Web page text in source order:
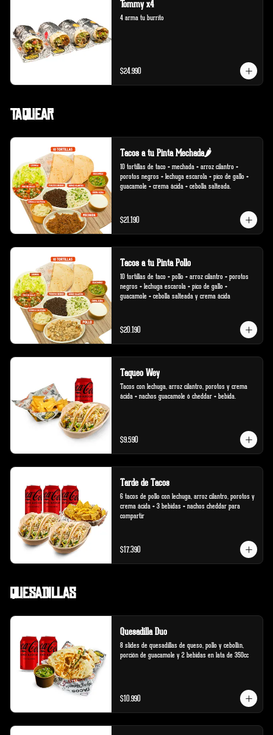
Tommy x4
4 arma tu burrito
$24.990
Taquear
Tacos a tu Pinta Mechada🌶️
10 tortillas de taco + mechada + arroz cilantro +
porotos negros + lechuga escarola + pico de gallo +
guacamole + crema ácida + cebolla salteada.
$21.190
Tacos a tu Pinta Pollo
10 tortillas de taco + pollo + arroz cilantro + porotos
negros + lechuga escarola + pico de gallo +
guacamole + cebolla salteada y crema ácida
$20.190
Taqueo Wey
Tacos con lechuga, arroz cilantro, porotos y crema
ácida + nachos guacamole ó cheddar + bebida.
$9.590
Tarde de Tacos
6 tacos de pollo con lechuga, arroz cilantro, porotos y
crema ácida + 3 bebidas + nachos cheddar para
compartir
$17.390
Quesadillas
Quesadilla Duo
8 slides de quesadillas de queso, pollo y cebollín,
porción de guacamole y 2 bebidas en lata de 350cc
$10.990